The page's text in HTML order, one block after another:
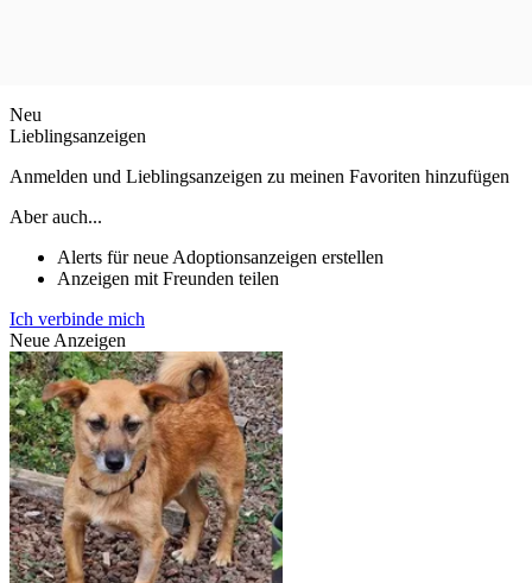
Neu
Lieblingsanzeigen
Anmelden und Lieblingsanzeigen zu meinen Favoriten hinzufügen
Aber auch...
Alerts für neue Adoptionsanzeigen erstellen
Anzeigen mit Freunden teilen
Ich verbinde mich
Neue Anzeigen